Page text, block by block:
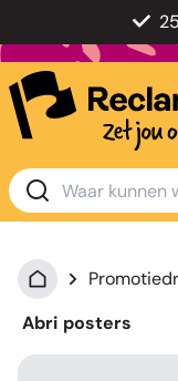
Abri posters